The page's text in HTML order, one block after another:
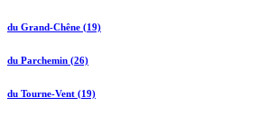
du Grand-Chêne (19)
du Parchemin (26)
du Tourne-Vent (19)